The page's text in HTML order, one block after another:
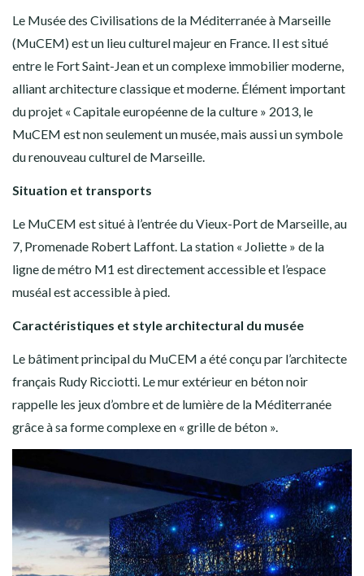
Le Musée des Civilisations de la Méditerranée à Marseille
(MuCEM) est un lieu culturel majeur en France. Il est situé
entre le Fort Saint-Jean et un complexe immobilier moderne,
alliant architecture classique et moderne. Élément important
du projet « Capitale européenne de la culture » ​​2013, le
MuCEM est non seulement un musée, mais aussi un symbole
du renouveau culturel de Marseille.
Situation et transports
Le MuCEM est situé à l’entrée du Vieux-Port de Marseille, au
7, Promenade Robert Laffont. La station « Joliette » de la
ligne de métro M1 est directement accessible et l’espace
muséal est accessible à pied.
Caractéristiques et style architectural du musée
Le bâtiment principal du MuCEM a été conçu par l’architecte
français Rudy Ricciotti. Le mur extérieur en béton noir
rappelle les jeux d’ombre et de lumière de la Méditerranée
grâce à sa forme complexe en « grille de béton ».